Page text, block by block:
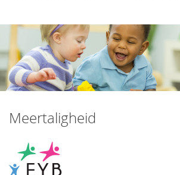
naar
het
inhoud
Meertaligheid